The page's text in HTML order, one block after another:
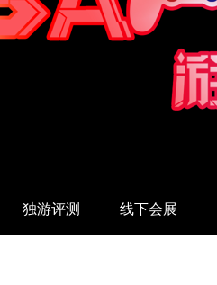
帐姬
独游评测 线下会展